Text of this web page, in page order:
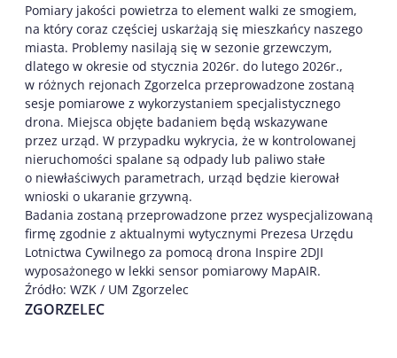
Pomiary jakości powietrza to element walki ze smogiem,
na który coraz częściej uskarżają się mieszkańcy naszego
miasta. Problemy nasilają się w sezonie grzewczym,
dlatego w okresie od stycznia 2026r. do lutego 2026r.,
w różnych rejonach Zgorzelca przeprowadzone zostaną
sesje pomiarowe z wykorzystaniem specjalistycznego
drona. Miejsca objęte badaniem będą wskazywane
przez urząd. W przypadku wykrycia, że w kontrolowanej
nieruchomości spalane są odpady lub paliwo stałe
o niewłaściwych parametrach, urząd będzie kierował
wnioski o ukaranie grzywną.
Badania zostaną przeprowadzone przez wyspecjalizowaną
firmę zgodnie z aktualnymi wytycznymi Prezesa Urzędu
Lotnictwa Cywilnego za pomocą drona Inspire 2DJI
wyposażonego w lekki sensor pomiarowy MapAIR.
Źródło: WZK / UM Zgorzelec
ZGORZELEC